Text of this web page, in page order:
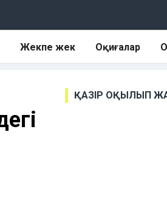
Жекпе жек Оқиғалар
ҚАЗІР ОҚЫЛЫП